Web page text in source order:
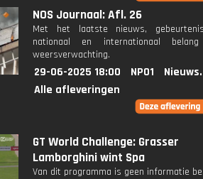
NOS Journaal: Afl. 26
Met het laatste nieuws,
nationaal en internationaal
weersverwachting.
29-06-2025 18:00 NPO1
Alle afleveringen
GT World Challenge: Grasser
Lamborghini wint Spa
Van dit programma is geen informatie